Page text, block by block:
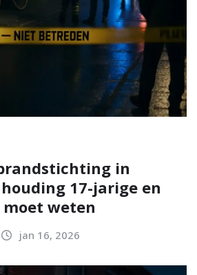
in
17-jarige en
weten
jan 16, 2026